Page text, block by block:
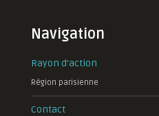
Navigation
Rayon d'action
Région parisienne
Contact